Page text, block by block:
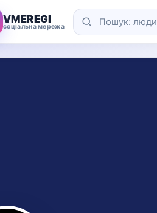
VMEREGI
соціальна мережа